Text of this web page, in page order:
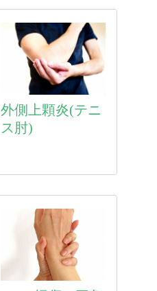
外側上顆炎(テニ
ス肘)